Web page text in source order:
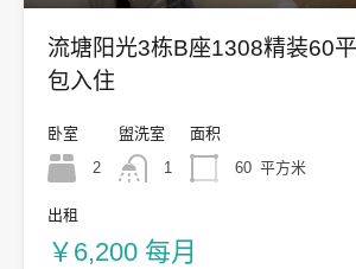
流塘阳光3栋B座1308精装60
包入住
卧室
2
盥洗室
1
面积
60 平方米
出租
￥6,200 每月